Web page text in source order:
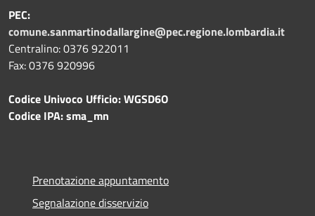
PEC:
comune.sanmartinodallargine@pec.regione.lombardia.it
Centralino: 0376 922011
Fax: 0376 920996
Codice Univoco Ufficio: WGSD6O
Codice IPA: sma_mn
Prenotazione appuntamento
Segnalazione disservizio